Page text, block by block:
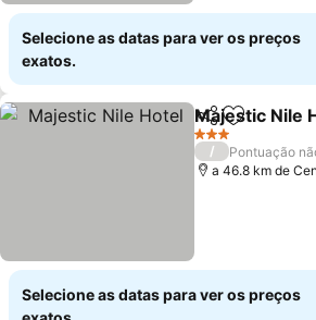
Selecione as datas para ver os preços
exatos.
PartilharAdicionar
Majestic Nile
3 Estrelas
/
Pontuação
a 46.8 km de
Selecione as datas para ver os preços